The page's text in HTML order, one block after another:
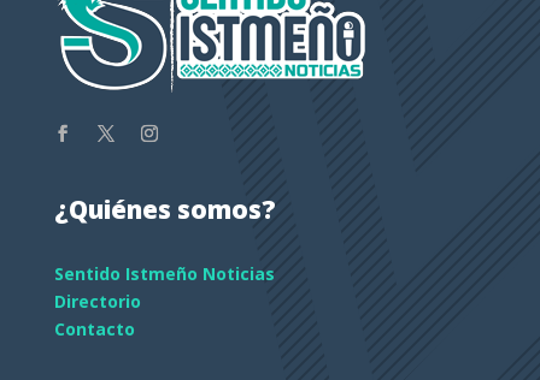
¿Quiénes somos?
Sentido Istmeño Noticias
Directorio
Contacto